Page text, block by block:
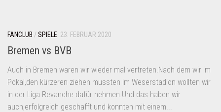
FANCLUB /SPIELE 23. FEBRUAR 2020
Bremen vs BVB
Auch in Bremen waren wir wieder mal vertreten.Nach dem wir im
Pokal,den kürzeren ziehen mussten im Weserstadion wollten wir
in der Liga Revanche dafür nehmen.Und das haben wir
auch,erfolgreich geschafft und konnten mit einem...